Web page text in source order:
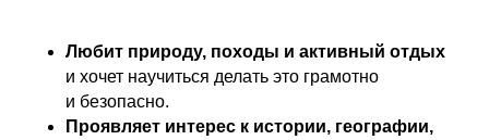
Любит природу, походы и активный отдых
и хочет научиться делать это грамотно
и безопасно.
Проявляет интерес к истории, географии,